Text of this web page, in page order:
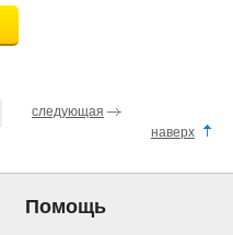
следующая
наверх
Помощь